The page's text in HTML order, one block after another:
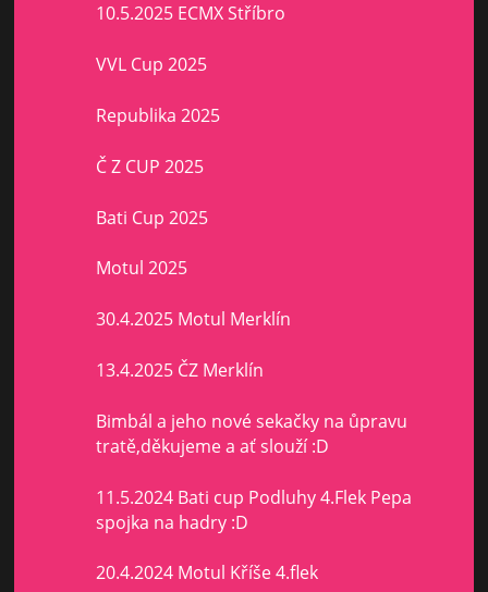
10.5.2025 ECMX Stříbro
VVL Cup 2025
Republika 2025
Č Z CUP 2025
Bati Cup 2025
Motul 2025
30.4.2025 Motul Merklín
13.4.2025 ČZ Merklín
Bimbál a jeho nové sekačky na ůpravu
tratě,děkujeme a ať slouží :D
11.5.2024 Bati cup Podluhy 4.Flek Pepa
spojka na hadry :D
20.4.2024 Motul Kříše 4.flek